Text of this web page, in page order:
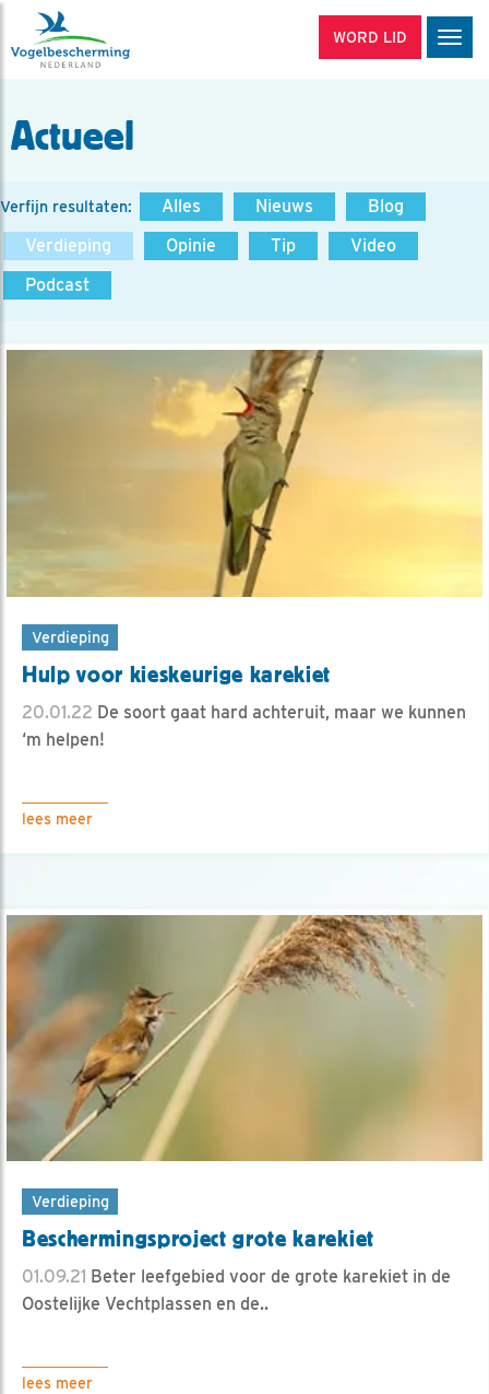
WORD LID
Actueel
Verfijn resultaten: Alles Nieuws
Blog
Verdieping
Opinie Tip
Video
Podcast
Verdieping
Hulp voor kieskeurige karekiet
20.01.22 De soort gaat hard achteruit, maar we kunnen
‘m helpen!
lees meer
Verdieping
Beschermingsproject grote karekiet
01.09.21 Beter leefgebied voor de grote karekiet in de
Oostelijke Vechtplassen en de..
lees meer